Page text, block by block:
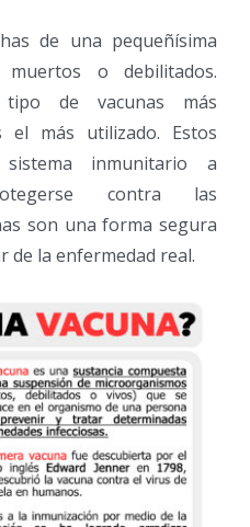
de una pequeñísima
o debilitados.
de vacunas más
el más utilizado. Estos
inmunitario a
contra las
son una forma segura
de la enfermedad real.